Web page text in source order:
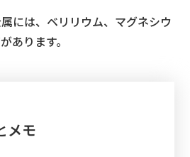
には、ベリリウム、マグネシウ
あります。
メモ